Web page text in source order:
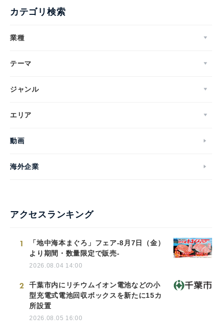
カテゴリ検索
業種
テーマ
ジャンル
エリア
動画
海外企業
アクセスランキング
1
「地中海本まぐろ」フェア-8月7日（金）
より期間・数量限定で販売-
2026.08.04 14:00
2
千葉市内にリチウムイオン電池などの小
型充電式電池回収ボックスを新たに15カ
所設置
2026.08.05 16:00